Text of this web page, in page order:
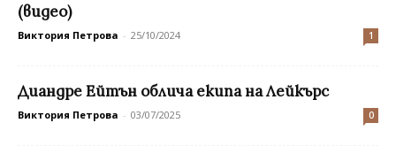
(видео)
Виктория Петрова - 25/10/2024 1
Диандре Ейтън облича екипа на Лейкърс
Виктория Петрова - 03/07/2025 0